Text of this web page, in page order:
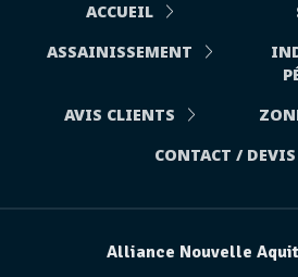
ACCUEIL
ASSAINISSEMENT
AVIS CLIENTS
CONTACT / DEVIS
Alliance Nouvelle